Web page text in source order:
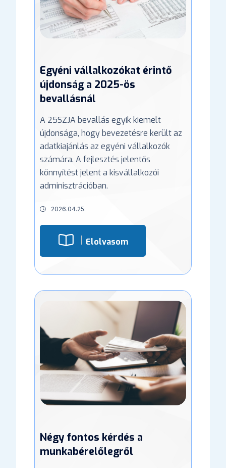
Egyéni vállalkozókat érintő
újdonság a 2025-ös
bevallásnál
A 25SZJA bevallás egyik kiemelt
újdonsága, hogy bevezetésre került az
adatkiajánlás az egyéni vállalkozók
számára. A fejlesztés jelentős
könnyítést jelent a kisvállalkozói
adminisztrációban.
2026.04.25.
Elolvasom
Négy fontos kérdés a
munkabérelőlegről